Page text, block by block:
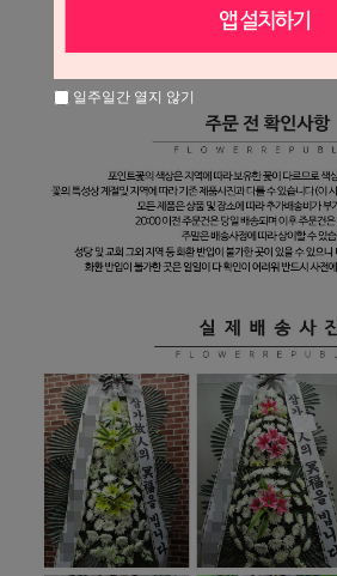
일주일간 열지 않기